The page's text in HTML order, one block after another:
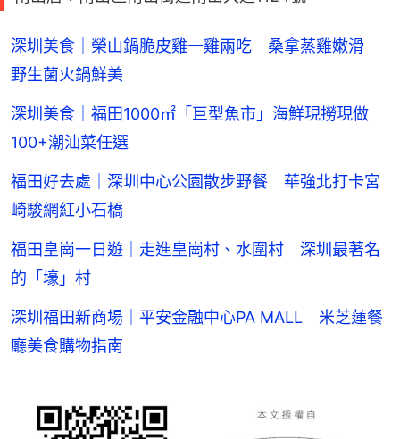
深圳美食｜榮山鍋脆皮雞一雞兩吃 桑拿蒸雞嫩滑
野生菌火鍋鮮美
深圳美食｜福田1000㎡「巨型魚市」海鮮現撈現做
100+潮汕菜任選
福田好去處｜深圳中心公園散步野餐 華強北打卡宮
崎駿網紅小石橋
福田皇崗一日遊｜走進皇崗村、水圍村 深圳最著名
的「壕」村
深圳福田新商場｜平安金融中心PA MALL 米芝蓮餐
廳美食購物指南